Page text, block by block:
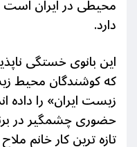
دارد.
این بانوی خستگی
که کوشندگان محیط
حضوری چشمگیر در
تازه ترین کار خانم